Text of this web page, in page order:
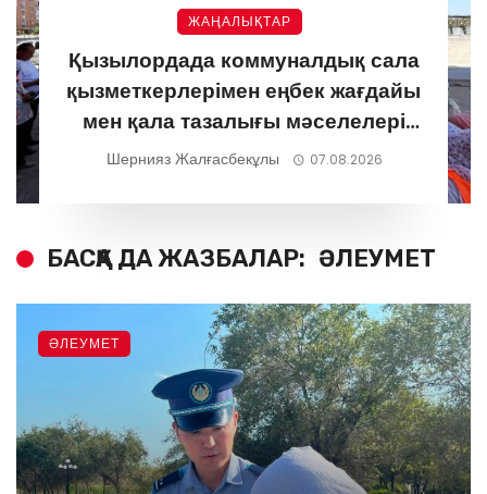
ЖАҢАЛЫҚТАР
Қызылордада коммуналдық сала
қызметкерлерімен еңбек жағдайы
мен қала тазалығы мәселелері
талқыланды
Шернияз Жалғасбекұлы 07.08.2026
БАСҚА ДА ЖАЗБАЛАР: ӘЛЕУМЕТ
ӘЛЕУМЕТ